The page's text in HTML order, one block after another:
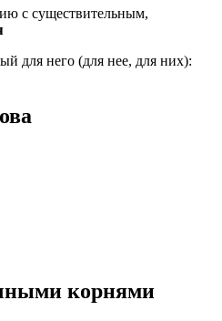
с существительным,
для него (для нее, для них):
корнями